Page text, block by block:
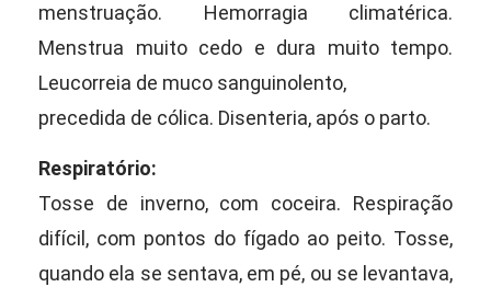
menstruação. Hemorragia climatérica.
Menstrua muito cedo e dura muito tempo.
Leucorreia de muco sanguinolento,
precedida de cólica. Disenteria, após o parto.
Respiratório:
Tosse de inverno, com coceira. Respiração
difícil, com pontos do fígado ao peito. Tosse,
quando ela se sentava, em pé, ou se levantava,